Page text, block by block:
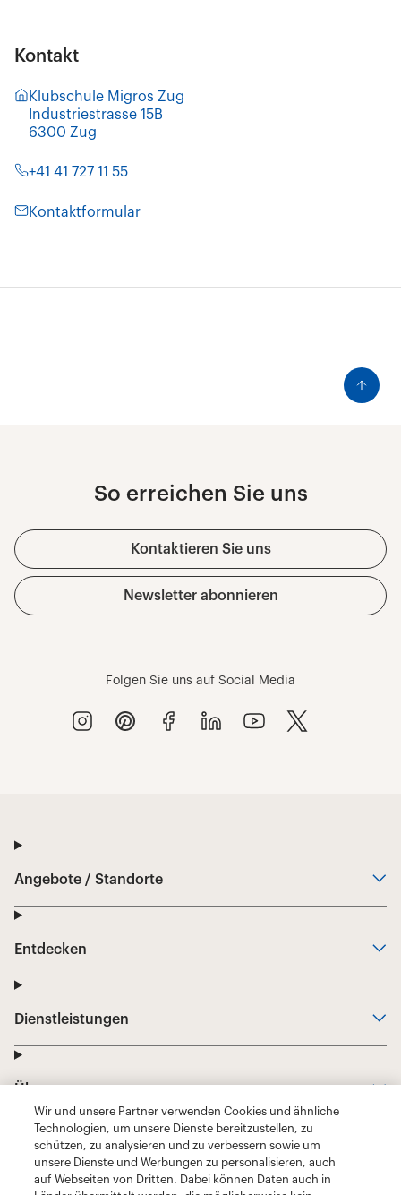
Wir und unsere Partner verwenden Cookies und ähnliche
Technologien, um unsere Dienste bereitzustellen, zu
schützen, zu analysieren und zu verbessern sowie um
unsere Dienste und Werbungen zu personalisieren, auch
auf Webseiten von Dritten. Dabei können Daten auch in